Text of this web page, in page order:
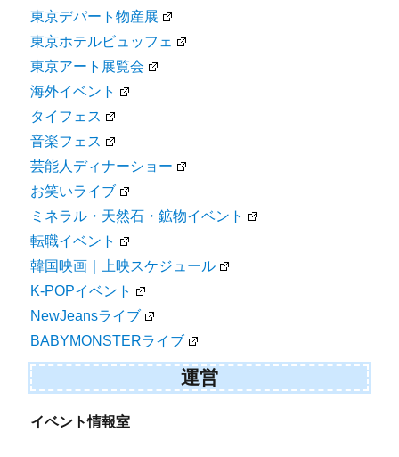
東京デパート物産展
東京ホテルビュッフェ
東京アート展覧会
海外イベント
タイフェス
音楽フェス
芸能人ディナーショー
お笑いライブ
ミネラル・天然石・鉱物イベント
転職イベント
韓国映画｜上映スケジュール
K-POPイベント
NewJeansライブ
BABYMONSTERライブ
運営
イベント情報室